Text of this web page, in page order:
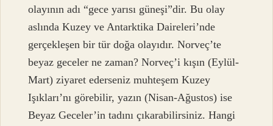
olayının adı “gece yarısı güneşi”dir. Bu olay
aslında Kuzey ve Antarktika Daireleri’nde
gerçekleşen bir tür doğa olayıdır. Norveç’te
beyaz geceler ne zaman? Norveç’i kışın (Eylül-
Mart) ziyaret ederseniz muhteşem Kuzey
Işıkları’nı görebilir, yazın (Nisan-Ağustos) ise
Beyaz Geceler’in tadını çıkarabilirsiniz. Hangi